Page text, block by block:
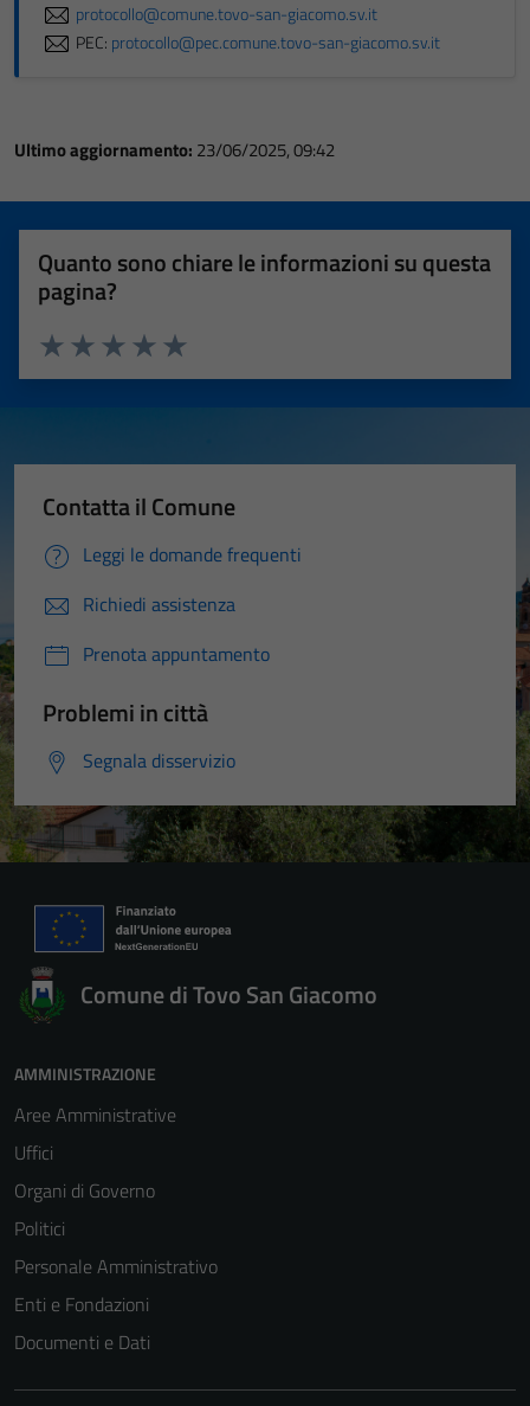
protocollo@comune.tovo-san-giacomo.sv.it
PEC: protocollo@pec.comune.tovo-san-giacomo.sv.it
Ultimo aggiornamento: 23/06/2025, 09:42
Quanto sono chiare le informazioni su questa
pagina?
Valuta 5 stelle su 5
Valuta 4 stelle su 5
Valuta 3 stelle su 5
Valuta 2 stelle su 5
Valuta 1 stelle su 5
Contatta il Comune
Leggi le domande frequenti
Richiedi assistenza
Prenota appuntamento
Problemi in città
Segnala disservizio
Comune di Tovo San Giacomo
AMMINISTRAZIONE
Aree Amministrative
Uffici
Organi di Governo
Politici
Personale Amministrativo
Enti e Fondazioni
Documenti e Dati